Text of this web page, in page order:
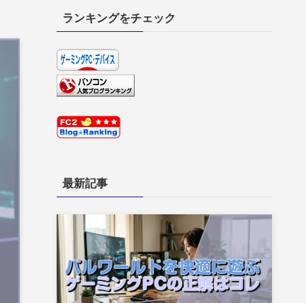
ランキングをチェック
最新記事